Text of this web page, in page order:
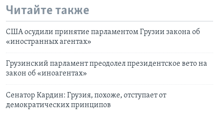
Читайте также
США осудили принятие парламентом Грузии закона об
«иностранных агентах»
Грузинский парламент преодолел президентское вето на
закон об «иноагентах»
Сенатор Кардин: Грузия, похоже, отступает от
демократических принципов